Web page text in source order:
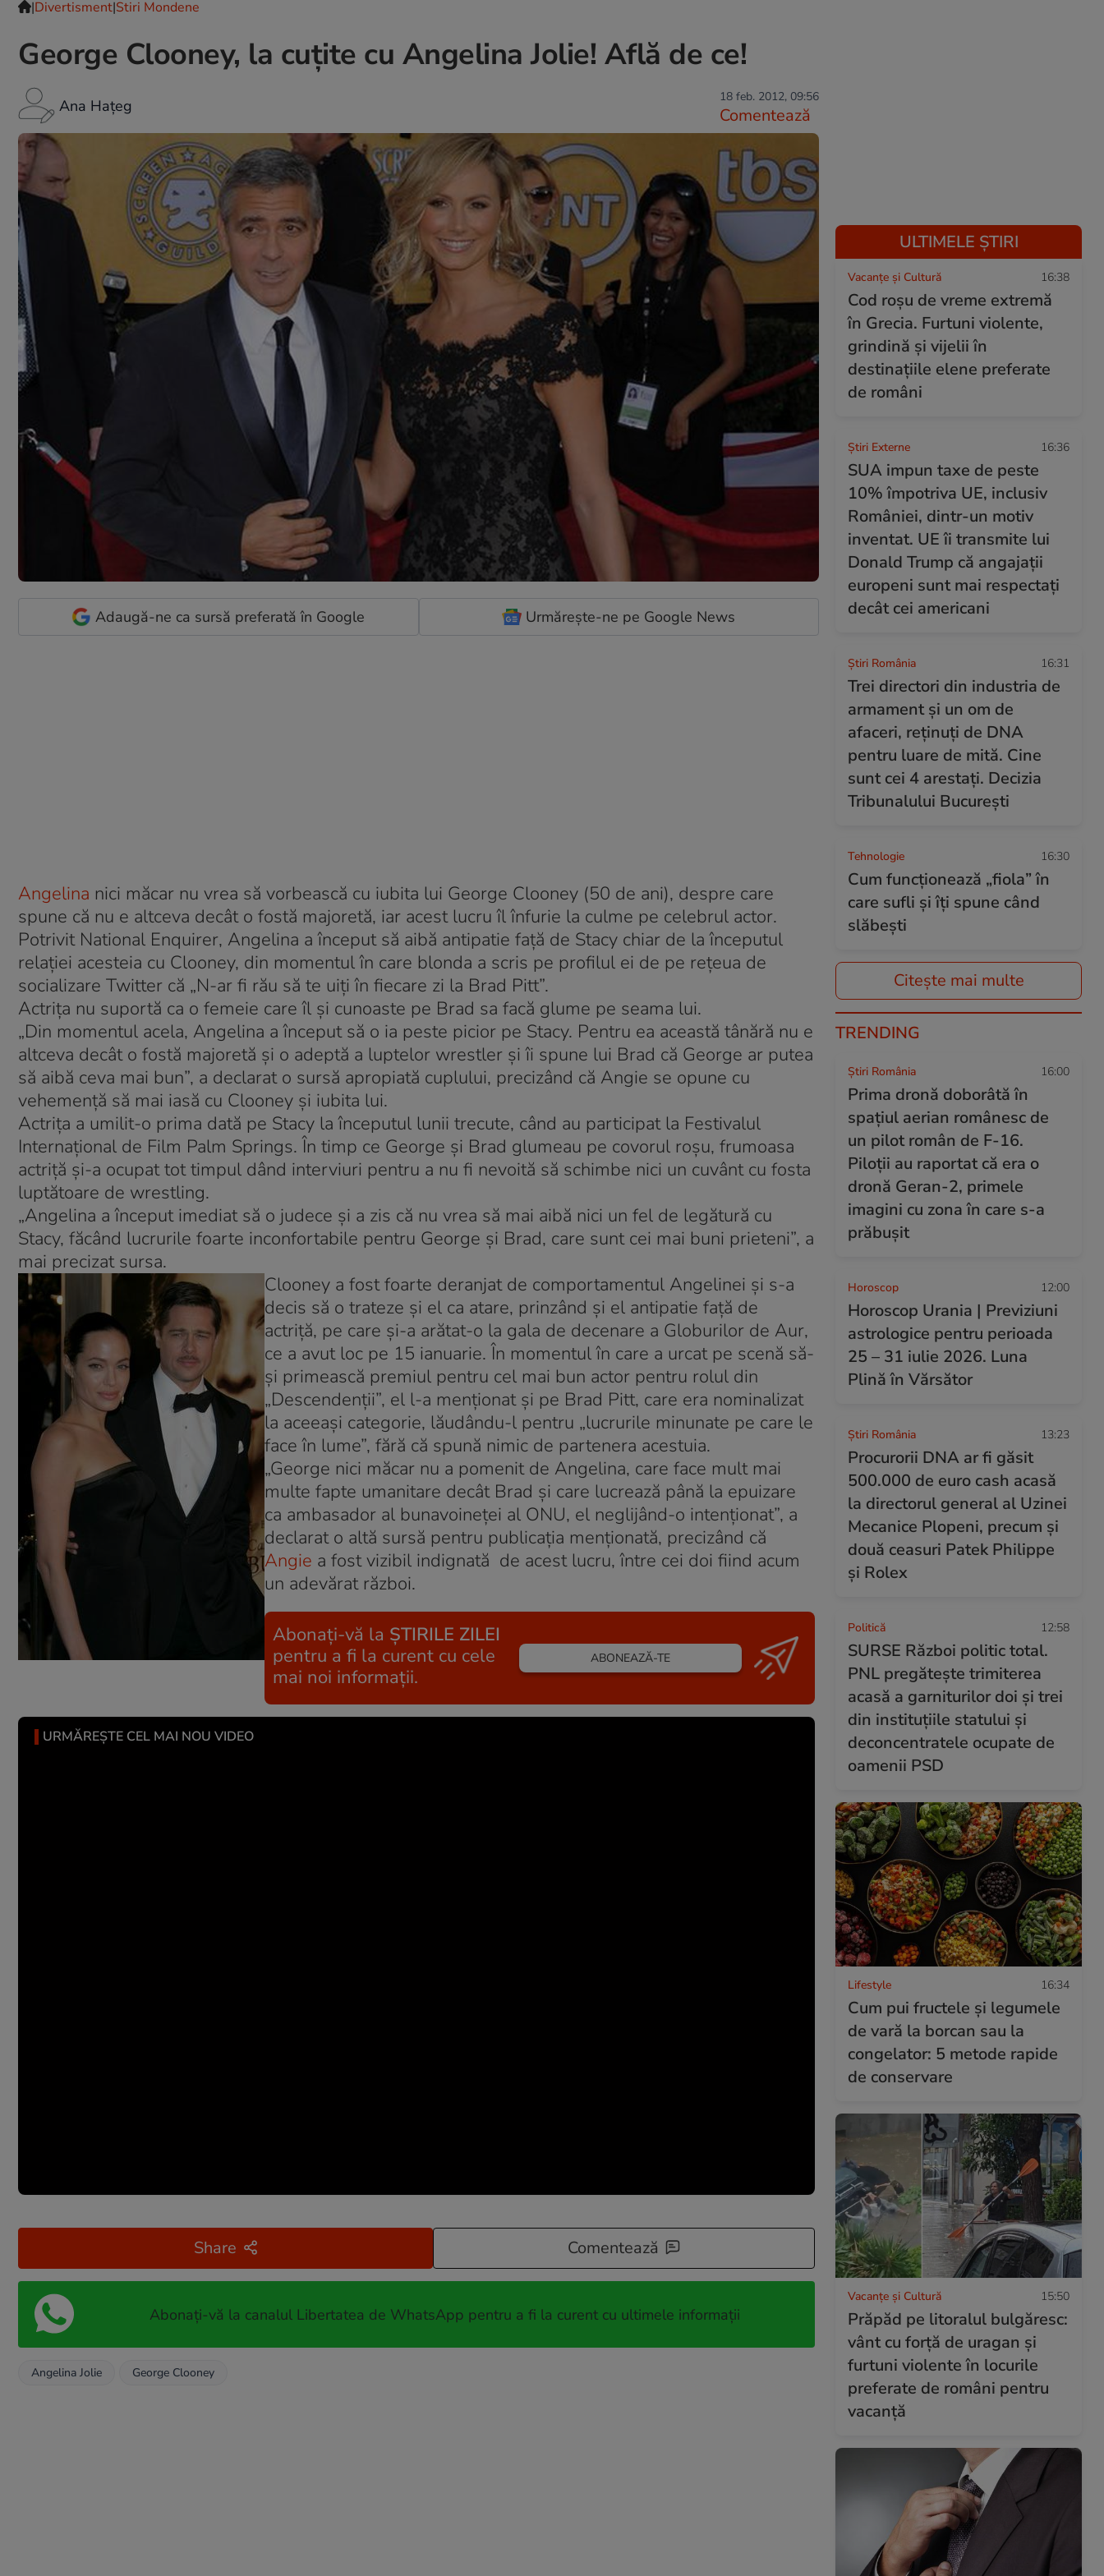
|Divertisment|Stiri Mondene
George Clooney, la cuţite cu Angelina Jolie! Află de ce!
Ana Hațeg 18 feb. 2012, 09:56
Comentează
Adaugă-ne ca sursă preferată în Google Urmărește-ne pe Google News
Angelina nici măcar nu vrea să vorbească cu iubita lui George Clooney (50 de ani), despre care
spune că nu e altceva decât o fostă majoretă, iar acest lucru îl înfurie la culme pe celebrul actor.
Potrivit National Enquirer, Angelina a început să aibă antipatie faţă de Stacy chiar de la începutul
relaţiei acesteia cu Clooney, din momentul în care blonda a scris pe profilul ei de pe reţeua de
socializare Twitter că „N-ar fi rău să te uiţi în fiecare zi la Brad Pitt”.
Actriţa nu suportă ca o femeie care îl şi cunoaste pe Brad sa facă glume pe seama lui.
„Din momentul acela, Angelina a început să o ia peste picior pe Stacy. Pentru ea această tânără nu e
altceva decât o fostă majoretă şi o adeptă a luptelor wrestler şi îi spune lui Brad că George ar putea
să aibă ceva mai bun”, a declarat o sursă apropiată cuplului, precizând că Angie se opune cu
vehemenţă să mai iasă cu Clooney şi iubita lui.
Actriţa a umilit-o prima dată pe Stacy la începutul lunii trecute, când au participat la Festivalul
Internaţional de Film Palm Springs. În timp ce George şi Brad glumeau pe covorul roşu, frumoasa
actriţă şi-a ocupat tot timpul dând interviuri pentru a nu fi nevoită să schimbe nici un cuvânt cu fosta
luptătoare de wrestling.
„Angelina a început imediat să o judece şi a zis că nu vrea să mai aibă nici un fel de legătură cu
Stacy, făcând lucrurile foarte inconfortabile pentru George şi Brad, care sunt cei mai buni prieteni”, a
mai precizat sursa.
Clooney a fost foarte deranjat de comportamentul Angelinei şi s-a
decis să o trateze şi el ca atare, prinzând şi el antipatie faţă de
actriţă, pe care şi-a arătat-o la gala de decenare a Globurilor de Aur,
ce a avut loc pe 15 ianuarie. În momentul în care a urcat pe scenă să-
şi primească premiul pentru cel mai bun actor pentru rolul din
„Descendenţii”, el l-a menţionat şi pe Brad Pitt, care era nominalizat
la aceeaşi categorie, lăudându-l pentru „lucrurile minunate pe care le
face în lume”, fără că spună nimic de partenera acestuia.
„George nici măcar nu a pomenit de Angelina, care face mult mai
multe fapte umanitare decât Brad şi care lucrează până la epuizare
ca ambasador al bunavoineţei al ONU, el neglijând-o intenţionat”, a
declarat o altă sursă pentru publicaţia menţionată, precizând că
Angie a fost vizibil indignată de acest lucru, între cei doi fiind acum
un adevărat război.
Abonați-vă la ȘTIRILE ZILEI
pentru a fi la curent cu cele
mai noi informații.
ABONEAZĂ-TE
URMĂREȘTE CEL MAI NOU VIDEO
Share Comentează
Abonați-vă la canalul Libertatea de WhatsApp pentru a fi la curent cu ultimele informații
Angelina Jolie George Clooney
ULTIMELE ȘTIRI
Vacanțe și Cultură 16:38
Cod roșu de vreme extremă
în Grecia. Furtuni violente,
grindină și vijelii în
destinațiile elene preferate
de români
Știri Externe 16:36
SUA impun taxe de peste
10% împotriva UE, inclusiv
României, dintr-un motiv
inventat. UE îi transmite lui
Donald Trump că angajații
europeni sunt mai respectați
decât cei americani
Știri România 16:31
Trei directori din industria de
armament și un om de
afaceri, reținuți de DNA
pentru luare de mită. Cine
sunt cei 4 arestați. Decizia
Tribunalului București
Tehnologie 16:30
Cum funcționează „fiola” în
care sufli și îți spune când
slăbești
Citește mai multe
TRENDING
Știri România 16:00
Prima dronă doborâtă în
spațiul aerian românesc de
un pilot român de F-16.
Piloții au raportat că era o
dronă Geran-2, primele
imagini cu zona în care s-a
prăbușit
Horoscop 12:00
Horoscop Urania | Previziuni
astrologice pentru perioada
25 – 31 iulie 2026. Luna
Plină în Vărsător
Știri România 13:23
Procurorii DNA ar fi găsit
500.000 de euro cash acasă
la directorul general al Uzinei
Mecanice Plopeni, precum și
două ceasuri Patek Philippe
și Rolex
Politică 12:58
SURSE Război politic total.
PNL pregătește trimiterea
acasă a garniturilor doi și trei
din instituțiile statului și
deconcentratele ocupate de
oamenii PSD
Lifestyle 16:34
Cum pui fructele și legumele
de vară la borcan sau la
congelator: 5 metode rapide
de conservare
Vacanțe și Cultură 15:50
Prăpăd pe litoralul bulgăresc:
vânt cu forță de uragan și
furtuni violente în locurile
preferate de români pentru
vacanță